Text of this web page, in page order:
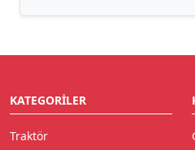
KATEGORILER
Traktör